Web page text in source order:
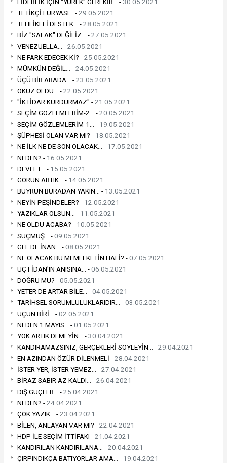
TETİKÇİ FURYASI... -29.05.2021
TEHLİKELİ DESTEK... -28.05.2021
BİZ "SALAK" DEĞİLİZ... -27.05.2021
VENEZUELLA... -26.05.2021
NE FARK EDECEK Kİ? -25.05.2021
MÜMKÜN DEĞİL... -24.05.2021
ÜÇÜ BİR ARADA... -23.05.2021
ÖKÜZ ÖLDÜ... -22.05.2021
"İKTİDAR KURDURMAZ" -21.05.2021
SEÇİM GÖZLEMLERİM-2... -20.05.2021
SEÇİM GÖZLEMLERİM-1... - 19.05.2021
ŞÜPHESİ OLAN VAR MI? - 18.05.2021
NE İLK NE DE SON OLACAK... - 17.05.2021
NEDEN? - 16.05.2021
DEVLET... - 15.05.2021
GÖRÜN ARTIK... - 14.05.2021
BUYRUN BURADAN YAKIN... - 13.05.2021
NEYİN PEŞİNDELER? - 12.05.2021
YAZIKLAR OLSUN... - 11.05.2021
NE OLDU ACABA? - 10.05.2021
SUÇMUŞ... -09.05.2021
GEL DE İNAN... -08.05.2021
NE OLACAK BU MEMLEKETİN HALİ? -07.05.2021
ÜÇ FİDAN'IN ANISINA... -06.05.2021
DOĞRU MU? -05.05.2021
YETER DE ARTAR BİLE... -04.05.2021
TARİHSEL SORUMLULUKLARIDIR... -03.05.2021
ÜÇÜN BİRİ... -02.05.2021
NEDEN 1 MAYIS... -01.05.2021
YOK ARTIK DEMEYİN... -30.04.2021
KANDIRAMAZSINIZ, GERÇEKLERİ SÖYLEYİN... -29.04.2021
EN AZINDAN ÖZÜR DİLENMELİ -28.04.2021
İSTER YER, İSTER YEMEZ... -27.04.2021
BİRAZ SABIR AZ KALDI... -26.04.2021
DIŞ GÜÇLER... -25.04.2021
NEDEN? -24.04.2021
ÇOK YAZIK... -23.04.2021
BİLEN, ANLAYAN VAR MI? -22.04.2021
HDP İLE SEÇİM İTTİFAKI -21.04.2021
KANDIRILAN KANDIRILANA... -20.04.2021
ÇIRPINDIKÇA BATIYORLAR AMA... - 19.04.2021